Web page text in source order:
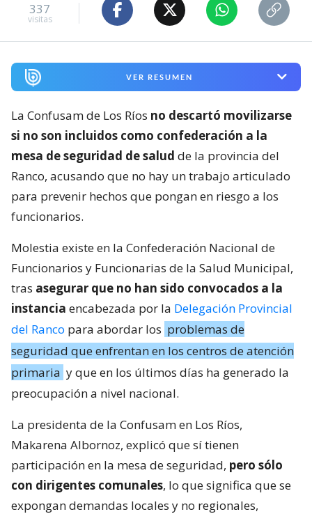
337
visitas
VER RESUMEN
La Confusam de Los Ríos no descartó movilizarse
si no son incluidos como confederación a la
mesa de seguridad de salud de la provincia del
Ranco, acusando que no hay un trabajo articulado
para prevenir hechos que pongan en riesgo a los
funcionarios.
Molestia existe en la Confederación Nacional de
Funcionarios y Funcionarias de la Salud Municipal,
tras asegurar que no han sido convocados a la
instancia encabezada por la Delegación Provincial
del Ranco para abordar los problemas de
seguridad que enfrentan en los centros de atención
primaria y que en los últimos días ha generado la
preocupación a nivel nacional.
La presidenta de la Confusam en Los Ríos,
Makarena Albornoz, explicó que sí tienen
participación en la mesa de seguridad, pero sólo
con dirigentes comunales, lo que significa que se
expongan demandas locales y no regionales,